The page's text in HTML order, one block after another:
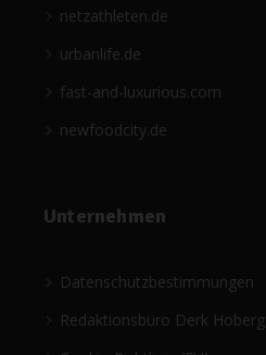
netzathleten.de
urbanlife.de
fast-and-luxurious.com
newfoodcity.de
Unternehmen
Datenschutzbestimmungen
Redaktionsbüro Derk Hoberg